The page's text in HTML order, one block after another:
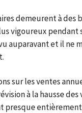
demeurent à des
vigoureux pendant
auparavant et il ne
sur les ventes
à la hausse
presque